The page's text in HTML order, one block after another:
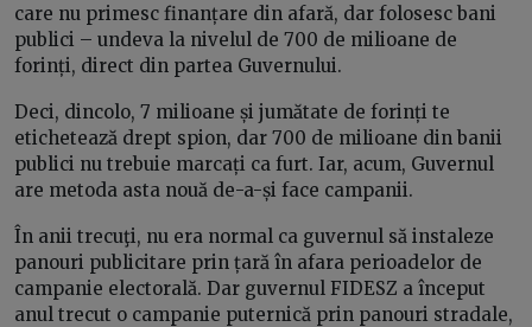
care nu primesc finanțare din afară, dar folosesc bani
publici – undeva la nivelul de 700 de milioane de
forinți, direct din partea Guvernului.
Deci, dincolo, 7 milioane și jumătate de forinți te
etichetează drept spion, dar 700 de milioane din banii
publici nu trebuie marcați ca furt. Iar, acum, Guvernul
are metoda asta nouă de-a-și face campanii.
În anii trecuţi, nu era normal ca guvernul să instaleze
panouri publicitare prin țară în afara perioadelor de
campanie electorală. Dar guvernul FIDESZ a început
anul trecut o campanie puternică prin panouri stradale,